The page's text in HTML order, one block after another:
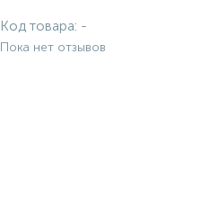
Код товара: -
Пока нет отзывов